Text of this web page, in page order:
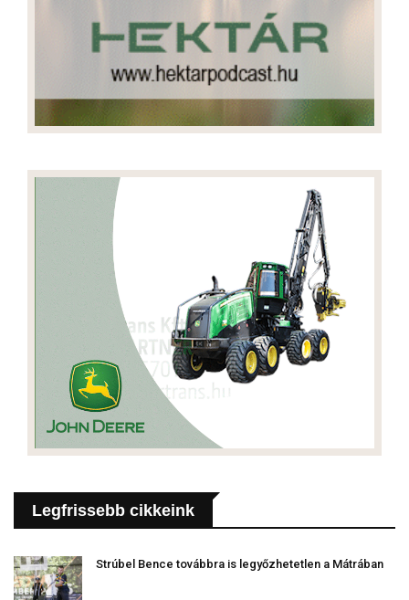
Legfrissebb cikkeink
Strúbel Bence továbbra is legyőzhetetlen a Mátrában